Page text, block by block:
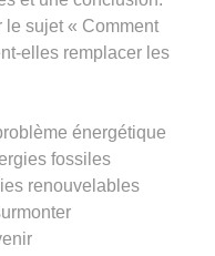
sujet « Comment
elles remplacer les
énergétique
fossiles
renouvelables